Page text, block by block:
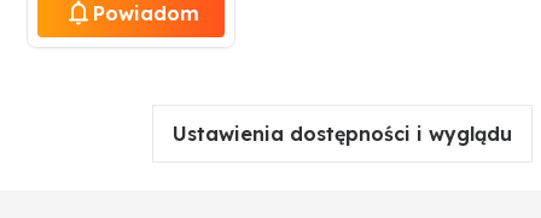
Powiadom
Ustawienia dostępności i wyglądu